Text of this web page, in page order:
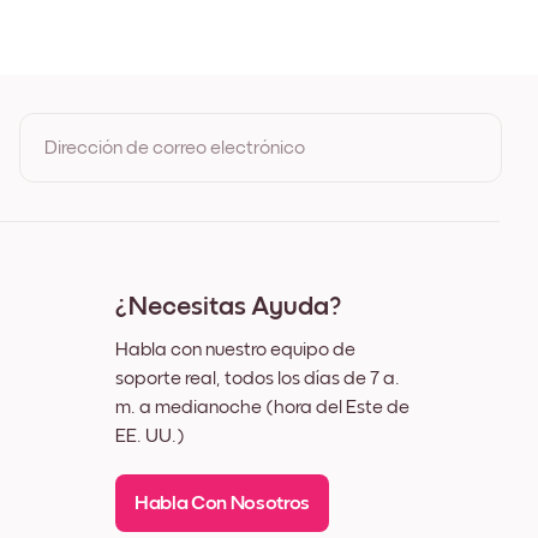
Dirección de correo electrónico
¿Necesitas Ayuda?
Habla con nuestro equipo de
soporte real, todos los días de 7 a.
m. a medianoche (hora del Este de
EE. UU.)
Habla Con Nosotros